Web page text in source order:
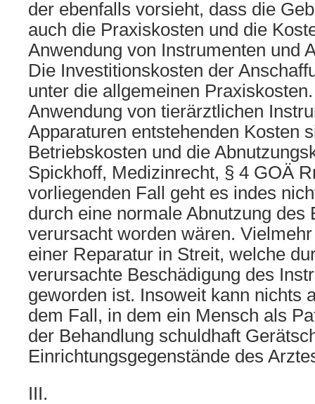
der ebenfalls vorsieht, dass die
auch die Praxiskosten und die
Anwendung von Instrumenten und
Die Investitionskosten der
unter die allgemeinen
Anwendung von tierärztlichen
Apparaturen entstehenden Kosten
Betriebskosten und die
Spickhoff, Medizinrecht, § 4 GOÄ
vorliegenden Fall geht es indes
durch eine normale Abnutzung des
verursacht worden wären.
einer Reparatur in Streit, welche
verursachte Beschädigung des
geworden ist. Insoweit kann nichts
dem Fall, in dem ein Mensch als
der Behandlung schuldhaft
Einrichtungsgegenstände des
III.